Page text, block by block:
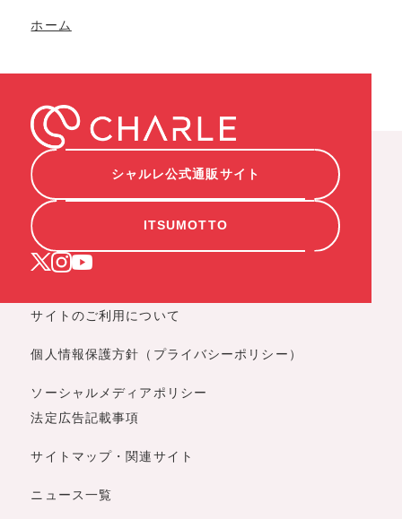
ホーム
シャルレ公式通販サイト
ITSUMOTTO
サイトのご利用について
個人情報保護方針（プライバシーポリシー）
ソーシャルメディアポリシー
法定広告記載事項
サイトマップ・関連サイト
ニュース一覧